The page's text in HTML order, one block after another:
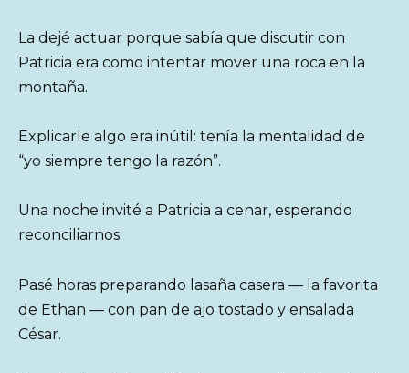
La dejé actuar porque sabía que discutir con
Patricia era como intentar mover una roca en la
montaña.
Explicarle algo era inútil: tenía la mentalidad de
“yo siempre tengo la razón”.
Una noche invité a Patricia a cenar, esperando
reconciliarnos.
Pasé horas preparando lasaña casera — la favorita
de Ethan — con pan de ajo tostado y ensalada
César.